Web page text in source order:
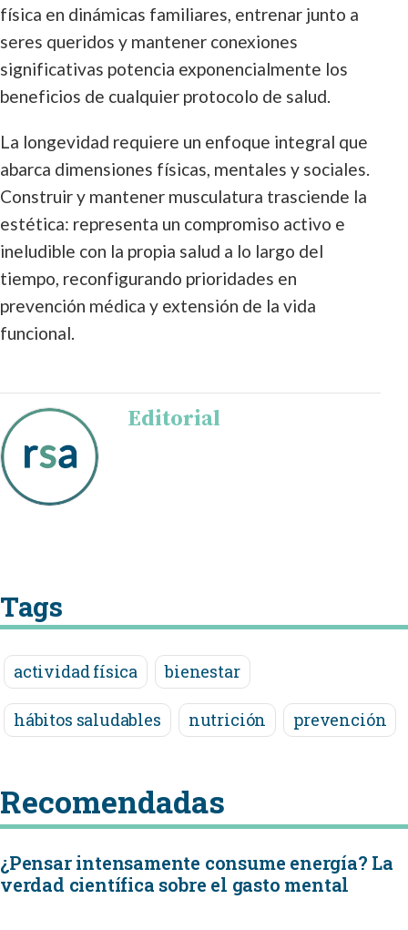
física en dinámicas familiares, entrenar junto a
seres queridos y mantener conexiones
significativas potencia exponencialmente los
beneficios de cualquier protocolo de salud.
La longevidad requiere un enfoque integral que
abarca dimensiones físicas, mentales y sociales.
Construir y mantener musculatura trasciende la
estética: representa un compromiso activo e
ineludible con la propia salud a lo largo del
tiempo, reconfigurando prioridades en
prevención médica y extensión de la vida
funcional.
Editorial
Tags
actividad física bienestar
hábitos saludables nutrición prevención
Recomendadas
¿Pensar intensamente consume energía? La
verdad científica sobre el gasto mental